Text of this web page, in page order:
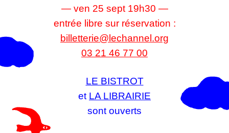
— ven 25 sept 19h30 —
entrée libre sur réservation :
billetterie@lechannel.org
03 21 46 77 00
LE BISTROT
et LA LIBRAIRIE
sont ouverts